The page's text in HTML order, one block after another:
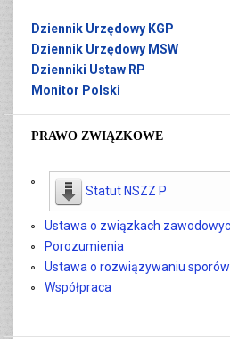
Dziennik Urzędowy KGP
Dziennik Urzędowy MSW
Dzienniki Ustaw RP
Monitor Polski
PRAWO ZWIĄZKOWE
Statut NSZZ P
Ustawa o związkach
Porozumienia
Ustawa o rozwiązywaniu
Współpraca